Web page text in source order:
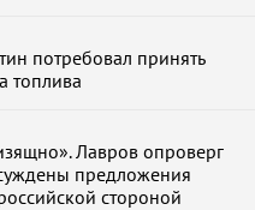
потребовал принять
топлива
Лавров опроверг
предложения
стороной